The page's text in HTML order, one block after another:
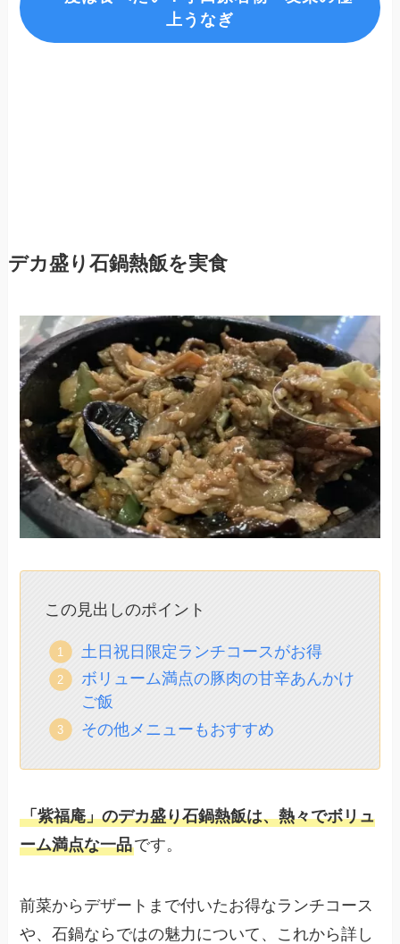
上うなぎ
デカ盛り石鍋熱飯を実食
この見出しのポイント
土日祝日限定ランチコースがお得
ボリューム満点の豚肉の甘辛あんかけ
ご飯
その他メニューもおすすめ
「紫福庵」のデカ盛り石鍋熱飯は、熱々でボリュ
ーム満点な一品です。
前菜からデザートまで付いたお得なランチコース
や、石鍋ならではの魅力について、これから詳し